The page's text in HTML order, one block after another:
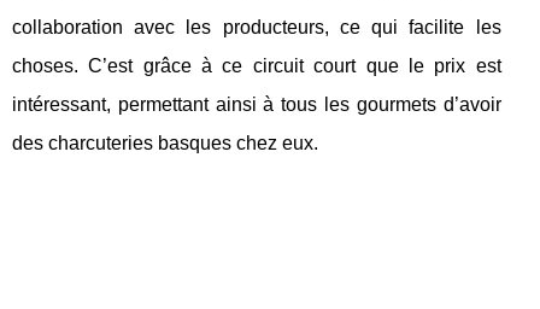
collaboration avec les producteurs, ce qui facilite les
choses. C’est grâce à ce circuit court que le prix est
intéressant, permettant ainsi à tous les gourmets d’avoir
des charcuteries basques chez eux.